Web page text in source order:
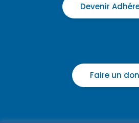
Devenir
Faire un don